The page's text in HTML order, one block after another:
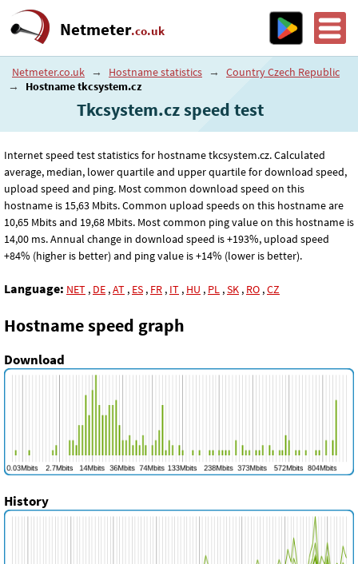
Netmeter.co.uk
Netmeter.co.uk → Hostname statistics →
Country Czech Republic
→
Hostname tkcsystem.cz
Tkcsystem.cz speed test
Internet speed test statistics for hostname tkcsystem.cz. Calculated
average, median, lower quartile and upper quartile for download speed,
upload speed and ping. Most common download speed on this
hostname is 15,63 Mbits. Common upload speeds on this hostname are
10,65 Mbits and 19,68 Mbits. Most common ping value on this hostname is
14,00 ms. Annual change in download speed is +193%, upload speed
+84% (higher is better) and ping value is +14% (lower is better).
Language: NET , DE ,AT , ES , FR , IT , HU , PL ,SK , RO ,CZ
Hostname speed graph
Download
History